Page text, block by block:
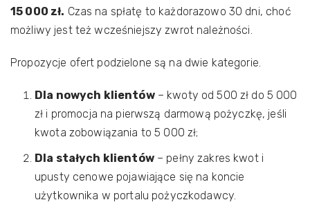
15 000 zł. Czas na spłatę to każdorazowo 30 dni, choć
możliwy jest też wcześniejszy zwrot należności.
Propozycje ofert podzielone są na dwie kategorie.
Dla nowych klientów– kwoty od 500 zł do 5 000
zł i promocja na pierwszą darmową pożyczkę, jeśli
kwota zobowiązania to 5 000 zł;
Dla stałych klientów– pełny zakres kwot i
upusty cenowe pojawiające się na koncie
użytkownika w portalu pożyczkodawcy.